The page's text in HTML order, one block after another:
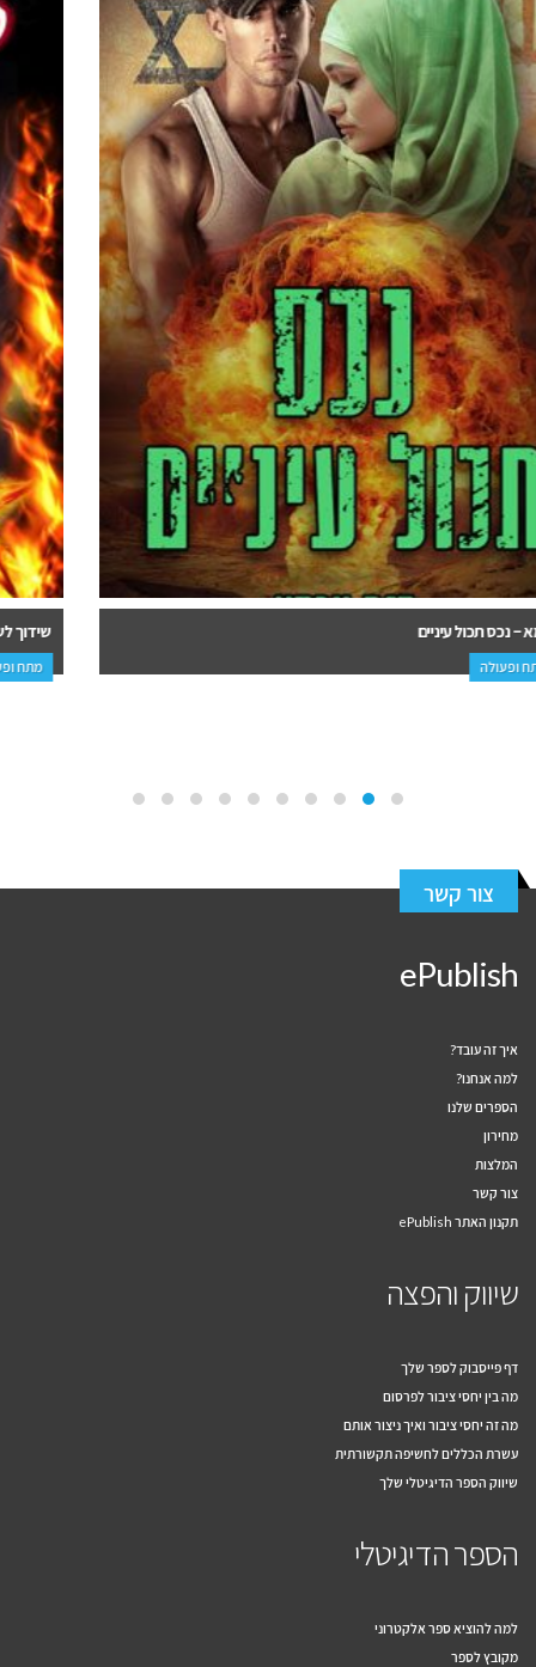
שידוך לשטן – איציק גלעד
מתח ופעולה, מד"ב ופנטזיה
צור קשר
ePublish
איך זה עובד?
למה אנחנו?
הספרים שלנו
מחירון
המלצות
צור קשר
תקנון האתר ePublish
שיווק והפצה
דף פייסבוק לספר שלך
מה בין יחסי ציבור לפרסום
מה זה יחסי ציבור ואיך ניצור אותם
עשרת הכללים לחשיפה תקשורתית
שיווק הספר הדיגיטלי שלך
הספר הדיגיטלי
למה להוציא ספר אלקטרוני
מקובץ לספר